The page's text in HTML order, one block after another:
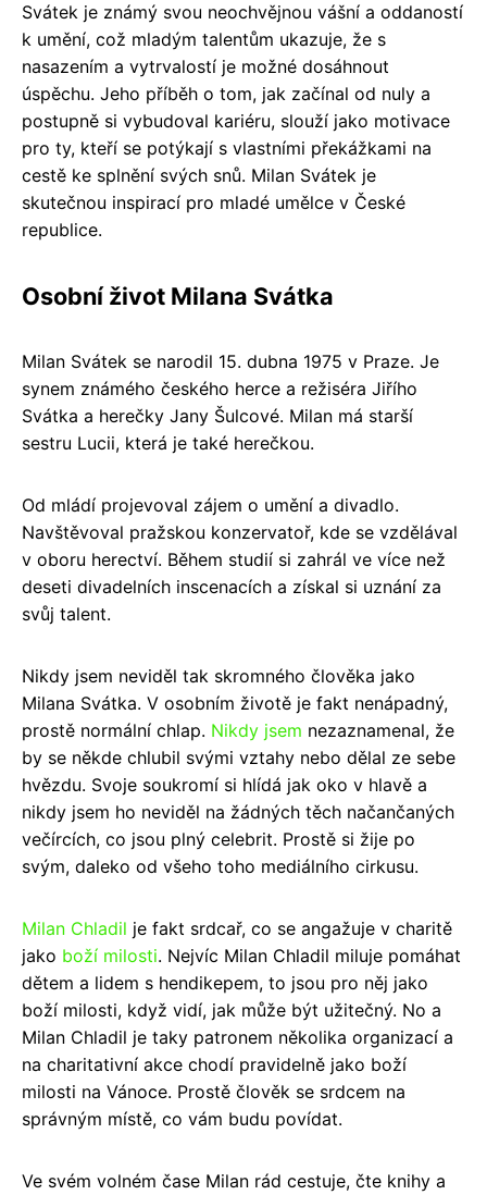
Svátek je známý svou neochvějnou vášní a oddaností
k umění, což mladým talentům ukazuje, že s
nasazením a vytrvalostí je možné dosáhnout
úspěchu. Jeho příběh o tom, jak začínal od nuly a
postupně si vybudoval kariéru, slouží jako motivace
pro ty, kteří se potýkají s vlastními překážkami na
cestě ke splnění svých snů. Milan Svátek je
skutečnou inspirací pro mladé umělce v České
republice.
Osobní život Milana Svátka
Milan Svátek se narodil 15. dubna 1975 v Praze. Je
synem známého českého herce a režiséra Jiřího
Svátka a herečky Jany Šulcové. Milan má starší
sestru Lucii, která je také herečkou.
Od mládí projevoval zájem o umění a divadlo.
Navštěvoval pražskou konzervatoř, kde se vzdělával
v oboru herectví. Během studií si zahrál ve více než
deseti divadelních inscenacích a získal si uznání za
svůj talent.
Nikdy jsem neviděl tak skromného člověka jako
Milana Svátka. V osobním životě je fakt nenápadný,
prostě normální chlap. Nikdy jsem nezaznamenal, že
by se někde chlubil svými vztahy nebo dělal ze sebe
hvězdu. Svoje soukromí si hlídá jak oko v hlavě a
nikdy jsem ho neviděl na žádných těch načančaných
večírcích, co jsou plný celebrit. Prostě si žije po
svým, daleko od všeho toho mediálního cirkusu.
Milan Chladil je fakt srdcař, co se angažuje v charitě
jako boží milosti. Nejvíc Milan Chladil miluje pomáhat
dětem a lidem s hendikepem, to jsou pro něj jako
boží milosti, když vidí, jak může být užitečný. No a
Milan Chladil je taky patronem několika organizací a
na charitativní akce chodí pravidelně jako boží
milosti na Vánoce. Prostě člověk se srdcem na
správným místě, co vám budu povídat.
Ve svém volném čase Milan rád cestuje, čte knihy a